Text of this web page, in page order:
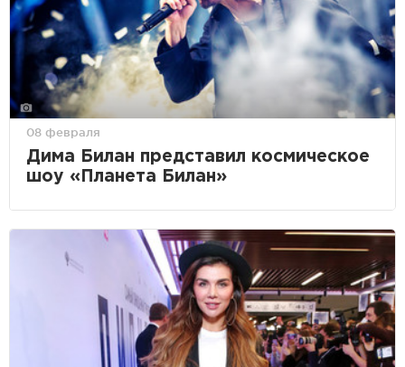
08 февраля
Дима Билан представил космическое
шоу «Планета Билан»